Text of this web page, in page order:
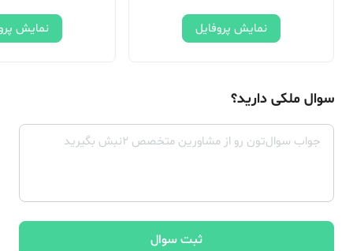
نمایش پروفایل نمایش
سوال ملکی دارید؟
ثبت سوال